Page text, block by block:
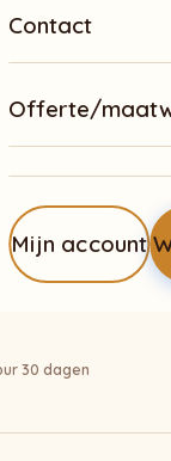
Contact
Offerte/
Mijn account
EN OPA
30 dagen